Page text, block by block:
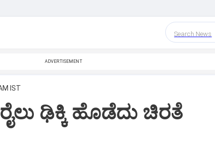
Search News
ADVERTISEMENT
IST
ಢಿಕ್ಕಿ ಹೊಡೆದು ಚಿರತೆ